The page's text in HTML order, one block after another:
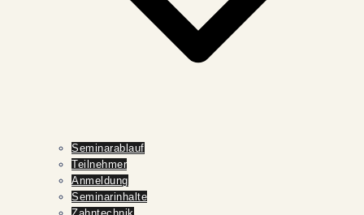
Seminarablauf
Teilnehmer
Anmeldung
Seminarinhalte